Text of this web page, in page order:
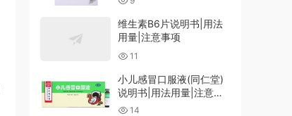
维生素B6片说明书|用法
用量|注意事项
11
小儿感冒口服液(同仁堂)
说明书|用法用量|注意事
项 14